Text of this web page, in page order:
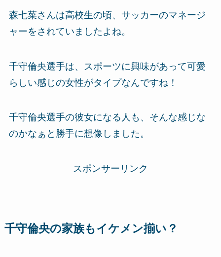
森七菜さんは高校生の頃、サッカーのマネージ
ャーをされていましたよね。
千守倫央選手は、スポーツに興味があって可愛
らしい感じの女性がタイプなんですね！
千守倫央選手の彼女になる人も、そんな感じな
のかなぁと勝手に想像しました。
スポンサーリンク
千守倫央の家族もイケメン揃い？